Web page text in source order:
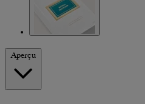
Aperçu